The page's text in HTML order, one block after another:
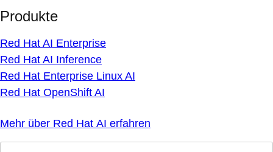
Produkte
Red Hat AI Enterprise
Red Hat AI Inference
Red Hat Enterprise Linux AI
Red Hat OpenShift AI
Mehr über Red Hat AI erfahren